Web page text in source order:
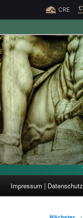
CRE
Impressum | Datenschutz